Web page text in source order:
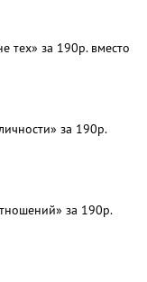
тех» за 190р. вместо
за 190р.
за 190р.